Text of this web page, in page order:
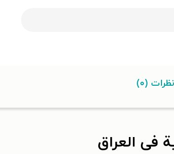
فی العراق
نظرات (۰)